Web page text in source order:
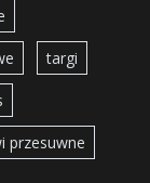
targi
przesuwne